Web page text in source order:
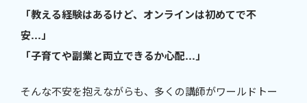
「教える経験はあるけど、オンラインは初めてで不
安…」
「子育てや副業と両立できるか心配…」
そんな不安を抱えながらも、多くの講師がワールドトー